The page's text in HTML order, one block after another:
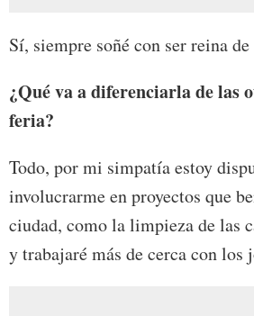
Sí, siempre soñé con ser reina
¿Qué va a diferenciarla delas
feria?
Todo, por mi simpatía estoy
involucrarme en proyectos que
ciudad, como la limpieza de las
y trabajaré más de cerca con los